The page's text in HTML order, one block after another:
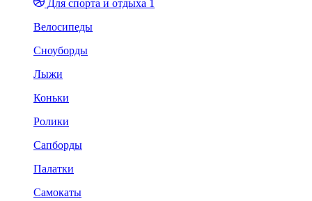
Для спорта и отдыха 1
Велосипеды
Сноуборды
Лыжи
Коньки
Ролики
Сапборды
Палатки
Самокаты